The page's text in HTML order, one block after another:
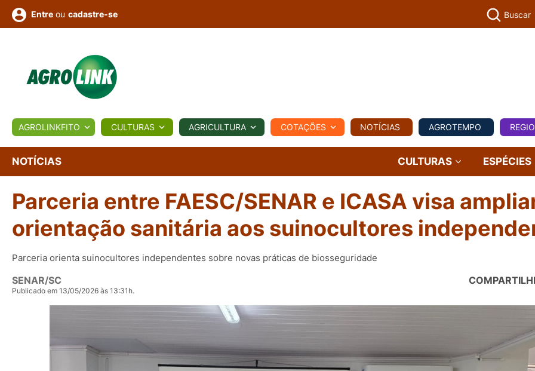
BIOLÓGICOS COTAÇÕES NOTÍCIAS AGROTEMPO REGIONAL COMERCIAL AGROVIAGENS
Conversor Colunistas Eventos
Fotos
e
Vídeos
Entre ou cadastre-se Buscar
AGROLINKFITO CULTURAS AGRICULTURA COTAÇÕES NOTÍCIAS AGROTEMPO
NOTÍCIAS CULTURAS ESPÉCIES
Parceria entre FAESC/SENAR e ICASA visa
orientação sanitária aos suinocultores
Parceria orienta suinocultores independentes sobre novas práticas de biosseguridade
SENAR/SC
Publicado em 13/05/2026 às 13:31h.